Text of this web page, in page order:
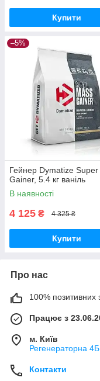
Купити
–5%
Гейнер Dymatize
Gainer, 5.4 кг ваніль
В наявності
4 125 ₴ 4 325 ₴
Купити
Про нас
100% позитивних
Працює з
м. Київ
Регенераторна
Контакти